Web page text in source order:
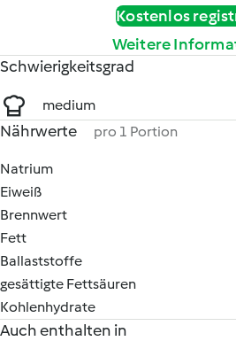
Kostenlos
Weitere
Schwierigkeitsgrad
medium
Nährwerte pro 1 Portion
Natrium
Eiweiß
Brennwert
Fett
Ballaststoffe
gesättigte Fettsäuren
Kohlenhydrate
Auch enthalten in